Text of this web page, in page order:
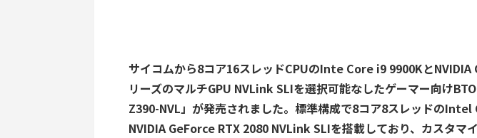
サイコムから8コア16スレッドCPUのInte Core i9 9900KとNVIDIA
リーズのマルチGPU NVLink SLIを選択可能なしたゲーマー向け
Z390-NVL」が発売されました。標準構成で8コア8スレッドの
NVIDIA GeForce RTX 2080 NVLink SLIを搭載しており、カスタマ